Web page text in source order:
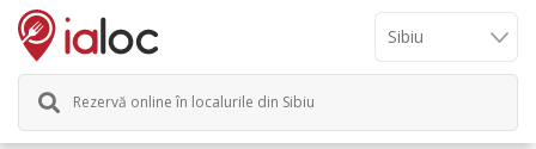
Rezervă online în localurile din Sibiu